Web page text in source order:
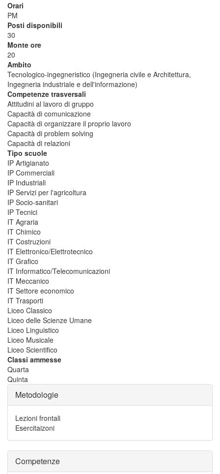
Orari
PM
Posti disponibili
30
Monte ore
20
Ambito
Tecnologico-ingegneristico (Ingegneria civile e Architettura,
Ingegneria industriale e dell'informazione)
Competenze trasversali
Attitudini al lavoro di gruppo
Capacità di comunicazione
Capacità di organizzare il proprio lavoro
Capacità di problem solving
Capacità di relazioni
Tipo scuole
IP Artigianato
IP Commerciali
IP Industriali
IP Servizi per l'agricoltura
IP Socio-sanitari
IP Tecnici
IT Agraria
IT Chimico
IT Costruzioni
IT Elettronico/Elettrotecnico
IT Grafico
IT Informatico/Telecomunicazioni
IT Meccanico
IT Settore economico
IT Trasporti
Liceo Classico
Liceo delle Scienze Umane
Liceo Linguistico
Liceo Musicale
Liceo Scientifico
Classi ammesse
Quarta
Quinta
Metodologie
Lezioni frontali
Esercitaizoni
Competenze